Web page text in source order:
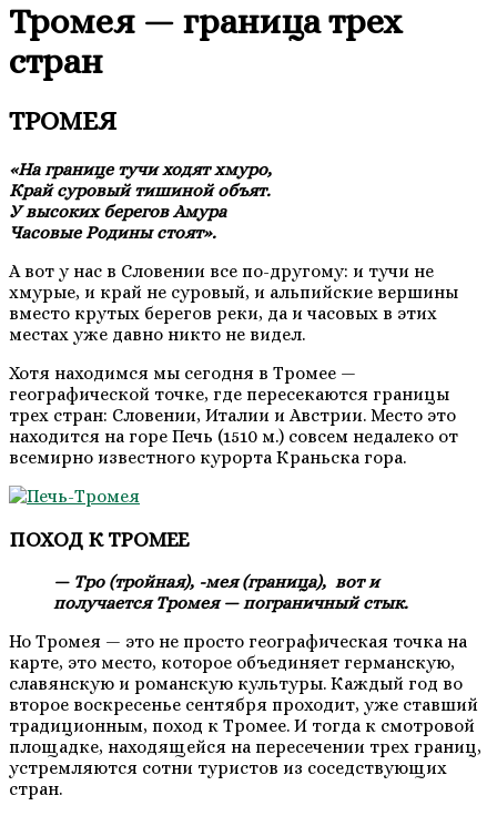
Тромея — граница трех
стран
ТРОМЕЯ
«На границе тучи ходят хмуро,
Край суровый тишиной объят.
У высоких берегов Амура
Часовые Родины стоят».
А вот у нас в Словении все по-другому: и тучи не
хмурые, и край не суровый, и альпийские вершины
вместо крутых берегов реки, да и часовых в этих
местах уже давно никто не видел.
Хотя находимся мы сегодня в Тромее —
географической точке, где пересекаются границы
трех стран: Словении, Италии и Австрии. Место это
находится на горе Печь (1510 м.) совсем недалеко от
всемирно известного курорта Краньска гора.
ПОХОД К ТРОМЕЕ
— Тро (тройная), -мея (граница), вот и
получается Тромея — пограничный стык.
Но Тромея — это не просто географическая точка на
карте, это место, которое объединяет германскую,
славянскую и романскую культуры. Каждый год во
второе воскресенье сентября проходит, уже ставший
традиционным, поход к Тромее. И тогда к смотровой
площадке, находящейся на пересечении трех границ,
устремляются сотни туристов из соседствующих
стран.